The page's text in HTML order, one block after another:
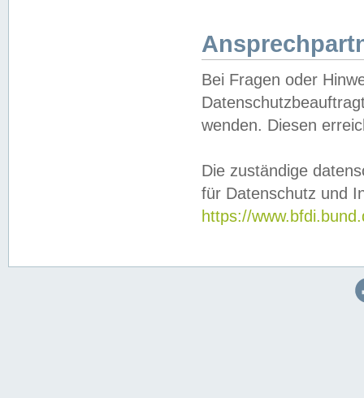
Bei Fragen oder
wenden. Diesen
Die zuständige
für Datenschutz und
https://